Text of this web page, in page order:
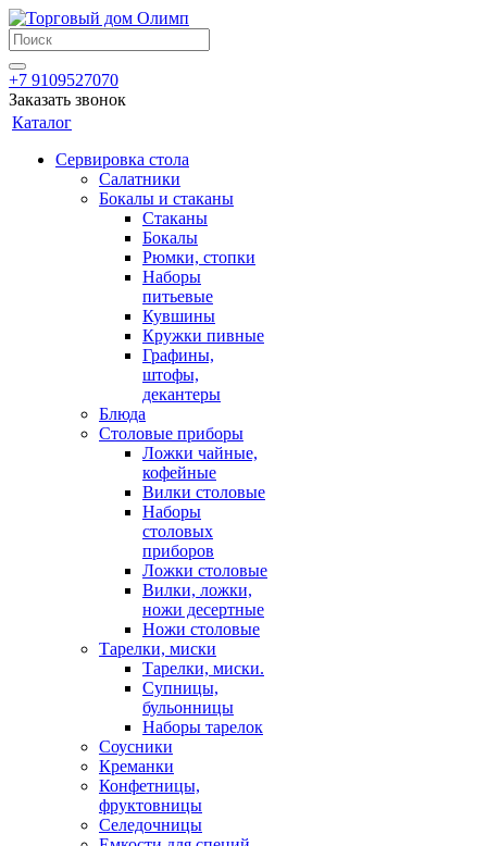
+7 9109527070
Заказать звонок
Каталог
Сервировка стола
Салатники
Бокалы и стаканы
Стаканы
Бокалы
Рюмки, стопки
Наборы
питьевые
Кувшины
Кружки пивные
Графины,
штофы,
декантеры
Блюда
Столовые приборы
Ложки чайные,
кофейные
Вилки столовые
Наборы
столовых
приборов
Ложки столовые
Вилки, ложки,
ножи десертные
Ножи столовые
Тарелки, миски
Тарелки, миски.
Супницы,
бульонницы
Наборы тарелок
Соусники
Креманки
Конфетницы,
фруктовницы
Селедочницы